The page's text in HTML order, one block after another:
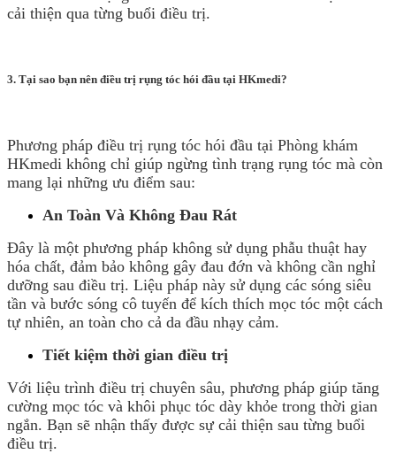
cải thiện qua từng buổi điều trị.
3. Tại sao bạn nên điều trị rụng tóc hói đầu tại HKmedi?
Phương pháp điều trị rụng tóc hói đầu tại Phòng khám
HKmedi không chỉ giúp ngừng tình trạng rụng tóc mà còn
mang lại những ưu điểm sau:
An Toàn Và Không Đau Rát
Đây là một phương pháp không sử dụng phẫu thuật hay
hóa chất, đảm bảo không gây đau đớn và không cần nghỉ
dưỡng sau điều trị. Liệu pháp này sử dụng các sóng siêu
tần và bước sóng cô tuyến để kích thích mọc tóc một cách
tự nhiên, an toàn cho cả da đầu nhạy cảm.
Tiết kiệm thời gian điều trị
Với liệu trình điều trị chuyên sâu, phương pháp giúp tăng
cường mọc tóc và khôi phục tóc dày khỏe trong thời gian
ngắn. Bạn sẽ nhận thấy được sự cải thiện sau từng buổi
điều trị.